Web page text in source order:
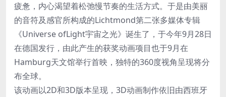
疲惫，内心渴望着松弛慢节奏的生活方式。于是由美丽
的音符及感官所构成的Lichtmond第二张多媒体专辑
《Universe ofLight宇宙之光》诞生了，于今年9月28日
在德国发行，由此产生的获奖动画项目也于9月在
Hamburg天文馆举行首映，独特的360度视角呈现将分
布全球。
该动画以2D和3D版本呈现，3D动画制作依旧由西班牙